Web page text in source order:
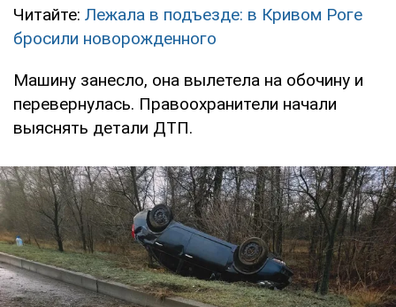
Читайте: Лежала в подъезде: в Кривом Роге
бросили новорожденного
Машину занесло, она вылетела на обочину и
перевернулась. Правоохранители начали
выяснять детали ДТП.